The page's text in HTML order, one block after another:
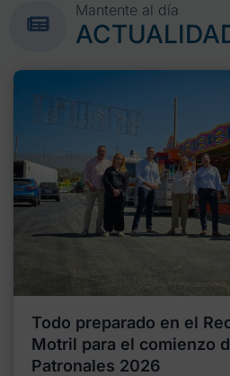
Mantente al día
Todo preparado en el
Motril para el comienzo
Patronales 2026